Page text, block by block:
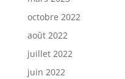
octobre 2022
août 2022
juillet 2022
juin 2022